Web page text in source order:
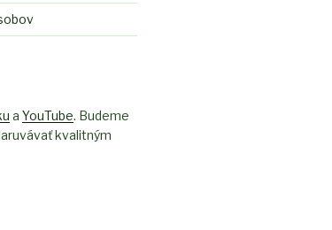
a YouTube. Budeme
kvalitným